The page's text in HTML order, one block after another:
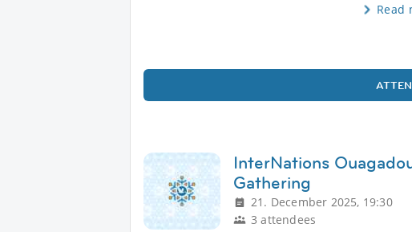
Read
InterNations
Gathering
21. December 2025, 19:30
3 attendees